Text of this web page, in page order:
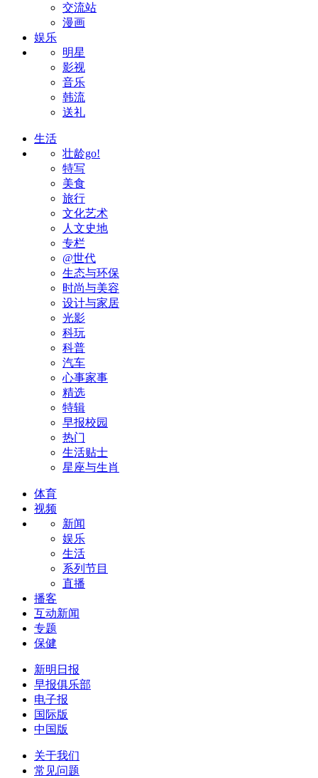
交流站
漫画
娱乐
明星
影视
音乐
韩流
送礼
生活
壮龄go!
特写
美食
旅行
文化艺术
人文史地
专栏
@世代
生态与环保
时尚与美容
设计与家居
光影
科玩
科普
汽车
心事家事
精选
特辑
早报校园
热门
生活贴士
星座与生肖
体育
视频
新闻
娱乐
生活
系列节目
直播
播客
互动新闻
专题
保健
新明日报
早报俱乐部
电子报
国际版
中国版
关于我们
常见问题